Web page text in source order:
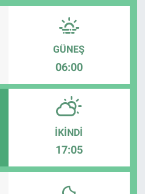
GÜNEŞ
06:00
İKINDI
17:05